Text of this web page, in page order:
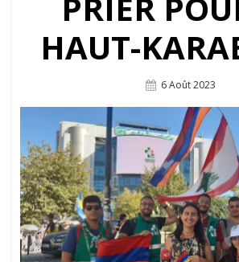
HAUT-
Posted
6 Août 2023